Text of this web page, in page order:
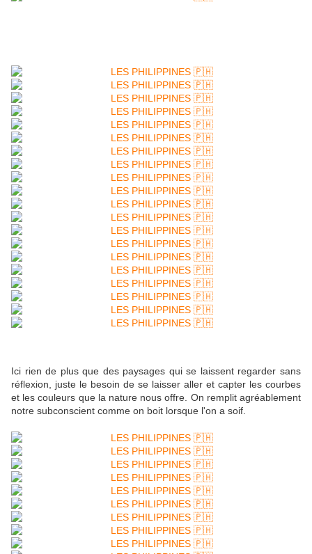
Ici rien de plus que des paysages qui se laissent regarder sans
réflexion, juste le besoin de se laisser aller et capter les courbes
et les couleurs que la nature nous offre. On remplit agréablement
notre subconscient comme on boit lorsque l'on a soif.